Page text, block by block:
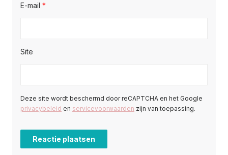
E-mail *
Site
Deze site wordt beschermd door reCAPTCHA en het Google
privacybeleid en servicevoorwaarden zijn van toepassing.